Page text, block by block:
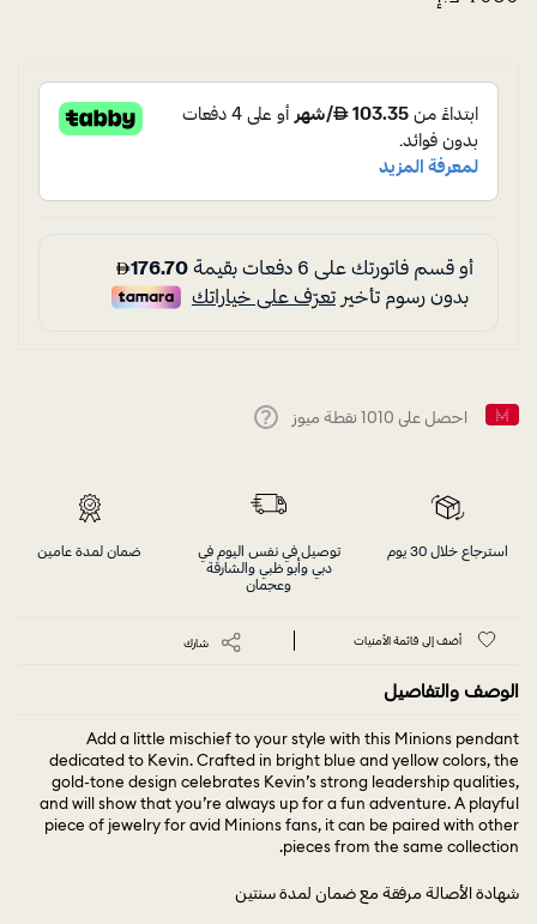
احصل على 1010 نقطة ميوز
استرجاع خلال 30 يوم
توصيل في نفس اليوم في
دبي وأبو ظبي والشارقة
وعجمان
ضمان لمدة عامين
أضف إلى قائمة الأمنيات شارك
الوصف والتفاصيل
Add a little mischief to your style with this Minions pendant
dedicated to Kevin. Crafted in bright blue and yellow colors, the
gold-tone design celebrates Kevin’s strong leadership qualities,
and will show that you’re always up for a fun adventure. A playful
piece of jewelry for avid Minions fans, it can be paired with other
pieces from the same collection.
شهادة الأصالة مرفقة مع ضمان لمدة سنتين